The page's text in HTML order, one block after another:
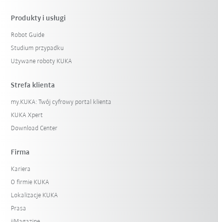
Produkty i usługi
Robot Guide
Studium przypadku
Używane roboty KUKA
Strefa klienta
my.KUKA: Twój cyfrowy portal klienta
KUKA Xpert
Download Center
Firma
Kariera
O firmie KUKA
Lokalizacje KUKA
Prasa